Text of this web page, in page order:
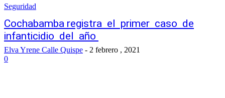
Seguridad
Cochabamba registra el primer caso de
infanticidio del año
Elva Yrene Calle Quispe - 2 febrero , 2021
0